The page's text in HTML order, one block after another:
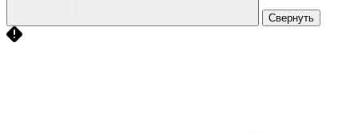
Свернуть